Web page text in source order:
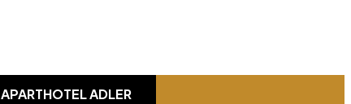
APARTHOTEL ADLER